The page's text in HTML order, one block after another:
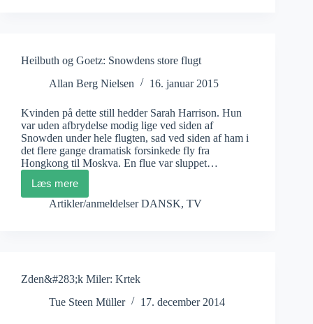
Heilbuth og Goetz: Snowdens store flugt
Allan Berg Nielsen
16. januar 2015
Kvinden på dette still hedder Sarah Harrison. Hun
var uden afbrydelse modig lige ved siden af
Snowden under hele flugten, sad ved siden af ham i
det flere gange dramatisk forsinkede fly fra
Hongkong til Moskva. En flue var sluppet…
Læs mere
Heilbuth
og
Artikler/anmeldelser DANSK, TV
Zden&#283;k Miler: Krtek
Tue Steen Müller
17. december 2014